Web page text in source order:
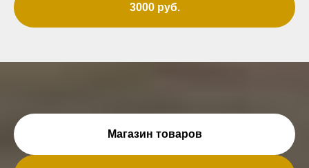
3000 руб.
Магазин товаров